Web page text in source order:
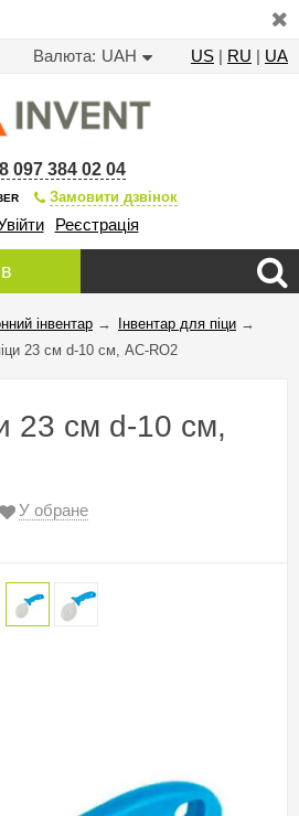
Валюта: UAH US | RU | UA
097 384 02 04
Замовити дзвінок
Реєстрація
інвентар → Інвентар для піци →
23 см d-10 см, AC-RO2
23 см d-10 см,
У обране